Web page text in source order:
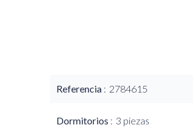
Referencia 2784615
Dormitorios 3 piezas